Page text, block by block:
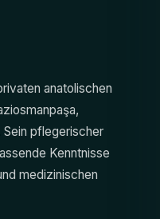
anatolischen
pflegerischer
Kenntnisse
medizinischen